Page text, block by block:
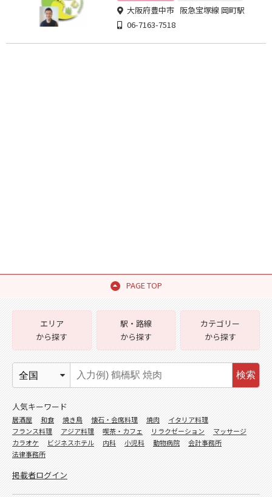
大阪府豊中市 阪急宝塚線 岡町駅
06-7163-7518
PAGE TOP
エリア
から探す
駅・路線
から探す
カテゴリー
から探す
検索
人気キーワード
居酒屋 和食 焼き鳥 懐石・会席料理 焼肉
イタリア料理
フランス料理
アジア料理 喫茶・カフェ リラクゼーション
マッサージ
カラオケ
ビジネスホテル 内科 小児科 動物病院
会計事務所
法律事務所
掲載者ログイン